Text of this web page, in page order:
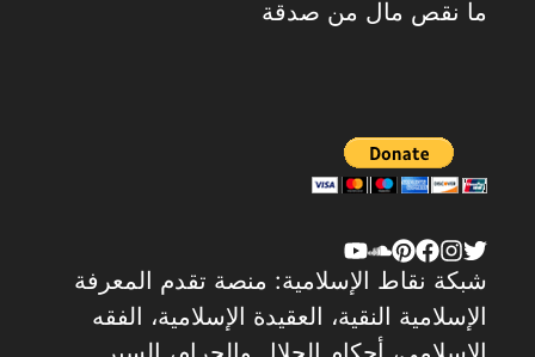
ما نقص مال من صدقة
شبكة نقاط الإسلامية: منصة تقدم المعرفة
الإسلامية النقية، العقيدة الإسلامية، الفقه